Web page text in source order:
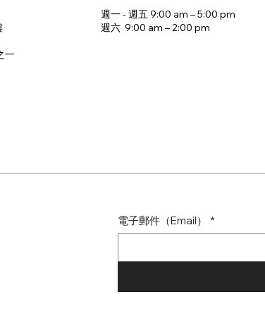
一
週一 - 週五 9:00 am – 5:00 pm
週六 9:00 am – 2:00 pm​
電子郵件（Email） *